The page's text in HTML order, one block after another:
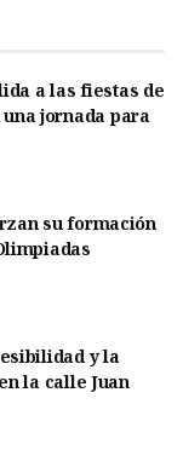
a las fiestas de
jornada para
su formación
y la
la calle Juan